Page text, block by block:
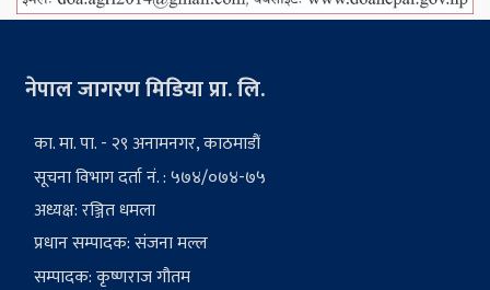
नेपाल जागरण मिडिया प्रा. लि.
का. मा. पा. - २९ अनामनगर, काठमाडौं
सूचना विभाग दर्ता नं. : ५७४/०७४-७५
अध्यक्ष: रञ्जित धमला
प्रधान सम्पादक: संजना मल्ल
सम्पादक: कृष्णराज गौतम